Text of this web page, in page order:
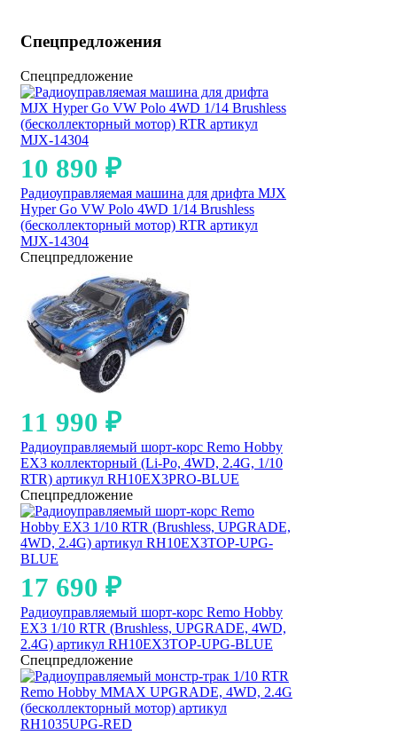
Спецпредложения
Спецпредложение
10 890 ₽
Радиоуправляемая машина для дрифта MJX
Hyper Go VW Polo 4WD 1/14 Brushless
(бесколлекторный мотор) RTR артикул
MJX-14304
Спецпредложение
11 990 ₽
Радиоуправляемый шорт-корс Remo Hobby
EX3 коллекторный (Li-Po, 4WD, 2.4G, 1/10
RTR) артикул RH10EX3PRO-BLUE
Спецпредложение
17 690 ₽
Радиоуправляемый шорт-корс Remo Hobby
EX3 1/10 RTR (Brushless, UPGRADE, 4WD,
2.4G) артикул RH10EX3TOP-UPG-BLUE
Спецпредложение